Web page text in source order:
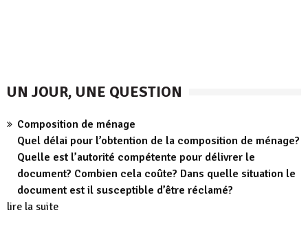
UN JOUR, UNE QUESTION
Composition de ménage
Quel délai pour l’obtention de la composition de ménage?
Quelle est l’autorité compétente pour délivrer le
document? Combien cela coûte? Dans quelle situation le
document est il susceptible d’être réclamé?
lire la suite